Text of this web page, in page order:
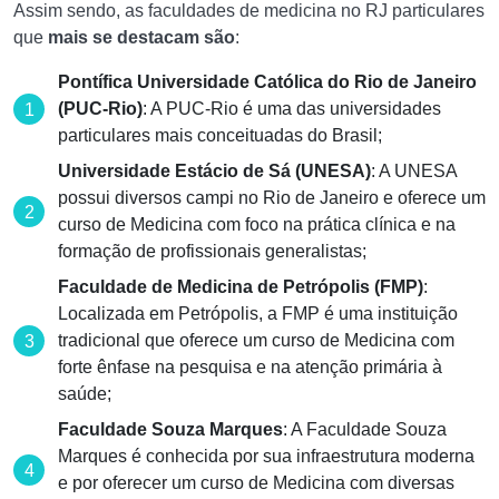
Assim sendo, as faculdades de medicina no RJ particulares
que mais se destacam são:
Pontífica Universidade Católica do Rio de Janeiro
(PUC-Rio): A PUC-Rio é uma das universidades
particulares mais conceituadas do Brasil;
Universidade Estácio de Sá (UNESA): A UNESA
possui diversos campi no Rio de Janeiro e oferece um
curso de Medicina com foco na prática clínica e na
formação de profissionais generalistas;
Faculdade de Medicina de Petrópolis (FMP):
Localizada em Petrópolis, a FMP é uma instituição
tradicional que oferece um curso de Medicina com
forte ênfase na pesquisa e na atenção primária à
saúde;
Faculdade Souza Marques: A Faculdade Souza
Marques é conhecida por sua infraestrutura moderna
e por oferecer um curso de Medicina com diversas